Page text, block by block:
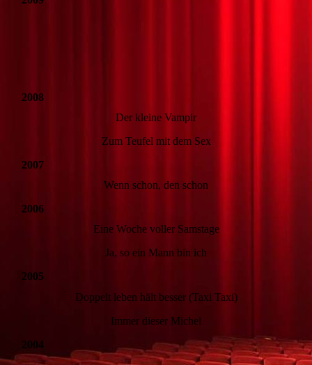
2008
Der kleine Vampir
Zum Teufel mit dem Sex
2007
Wenn schon, den schon
2006
Eine Woche voller Samstage
Ja, so ein Mann bin ich
2005
Doppelt leben hält besser (Taxi Taxi)
Immer dieser Michel
2004